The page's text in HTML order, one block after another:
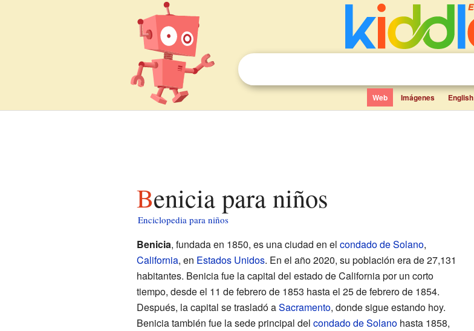
Web Imágenes English
Benicia para niños
Enciclopedia para niños
Benicia, fundada en 1850, es una ciudad en el condado de Solano,
California, en Estados Unidos. En el año 2020, su población era de 27,131
habitantes. Benicia fue la capital del estado de California por un corto
tiempo, desde el 11 de febrero de 1853 hasta el 25 de febrero de 1854.
Después, la capital se trasladó aSacramento, donde sigue estando hoy.
Benicia también fue la sede principal del condado de Solanohasta 1858,